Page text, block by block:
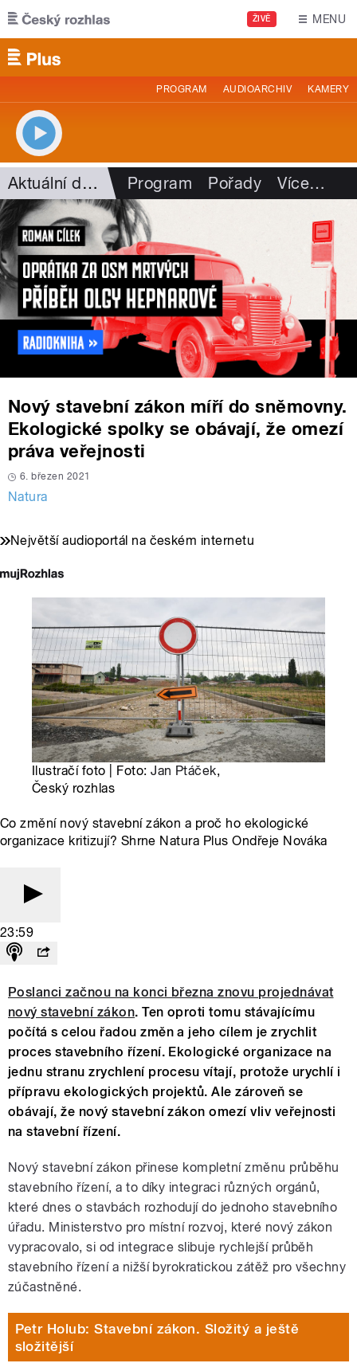
Přejít k hlavnímu obsahu
ŽIVĚ MENU
PROGRAM AUDIOARCHIV KAMERY
Aktuální dění Program Pořady Více…
Nový stavební zákon míří do sněmovny.
Ekologické spolky se obávají, že omezí
práva veřejnosti
6. březen 2021
Natura
Největší audioportál na českém internetu
Ilustračí foto | Foto:Jan Ptáček,
Český rozhlas
Co změní nový stavební zákon a proč ho ekologické
organizace kritizují? Shrne Natura Plus Ondřeje Nováka
23:59
Poslanci začnou na konci března znovu projednávat
nový stavební zákon. Ten oproti tomu stávajícímu
počítá s celou řadou změn a jeho cílem je zrychlit
proces stavebního řízení. Ekologické organizace na
jednu stranu zrychlení procesu vítají, protože urychlí i
přípravu ekologických projektů. Ale zároveň se
obávají, že nový stavební zákon omezí vliv veřejnosti
na stavební řízení.
Nový stavební zákon přinese kompletní změnu průběhu
stavebního řízení, a to díky integraci různých orgánů,
které dnes o stavbách rozhodují do jednoho stavebního
úřadu. Ministerstvo pro místní rozvoj, které nový zákon
vypracovalo, si od integrace slibuje rychlejší průběh
stavebního řízení a nižší byrokratickou zátěž pro všechny
zúčastněné.
Petr Holub: Stavební zákon. Složitý a ještě
složitější